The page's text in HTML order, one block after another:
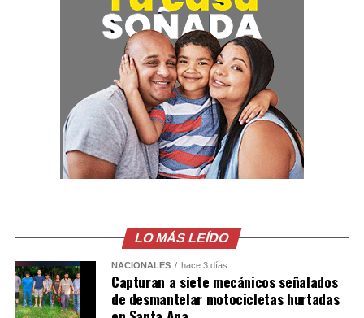
La relación entre ambos países comenzó a deteriorarse
tras la caída y detención de Castillo por su intento de
disolver el Congreso a finales de 2022. En ese momento,
México concedió asilo a la esposa y los hijos del
exmandatario.
Posteriormente, la justicia peruana condenó a Castillo
en 2025 a más de 11 años de cárcel por esos actos, una
sentencia que el Gobierno mexicano considera ilegal.
relaciones diplomáticas.
Sheinbaum también indicó que Chávez viajó a México en
un avión militar y calificó la entrega del salvoconducto
como «una acción de buena voluntad» de la presidenta
LO MÁS LEÍDO
NACIONALES hace 3 días
Capturan a siete mecánicos señalados
de desmantelar motocicletas hurtadas